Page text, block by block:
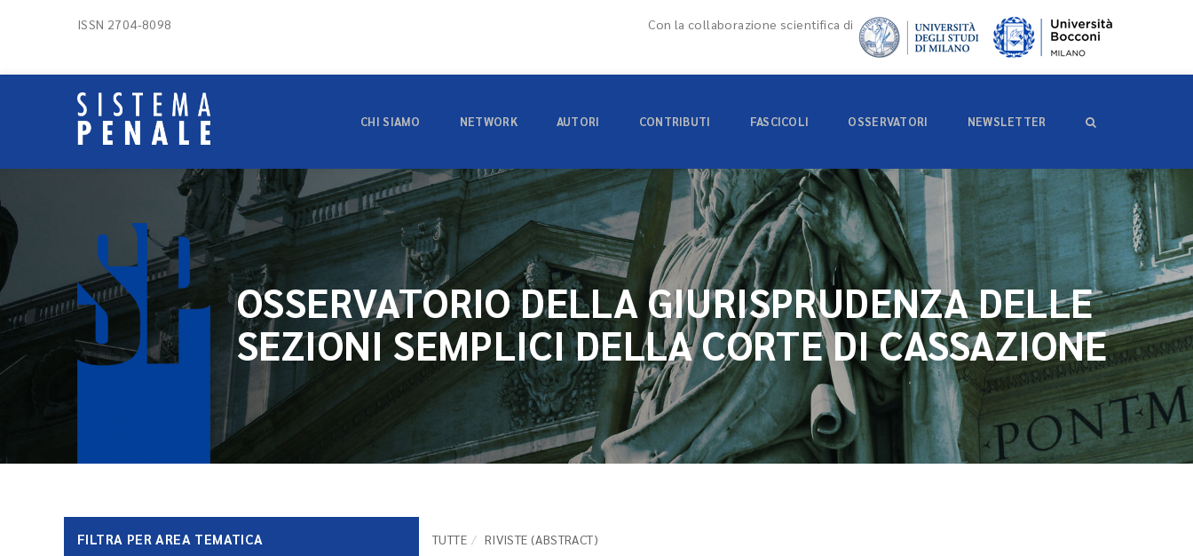
ISSN 2704-8098 Con la collaborazione scientifica di
CHI SIAMO NETWORK AUTORI CONTRIBUTI FASCICOLI OSSERVATORI NEWSLETTER
OSSERVATORIO DELLA GIURISPRUDENZA DELLE
SEZIONI SEMPLICI DELLA CORTE DI CASSAZIONE
FILTRA PER AREA TEMATICA TUTTE RIVISTE (ABSTRACT)